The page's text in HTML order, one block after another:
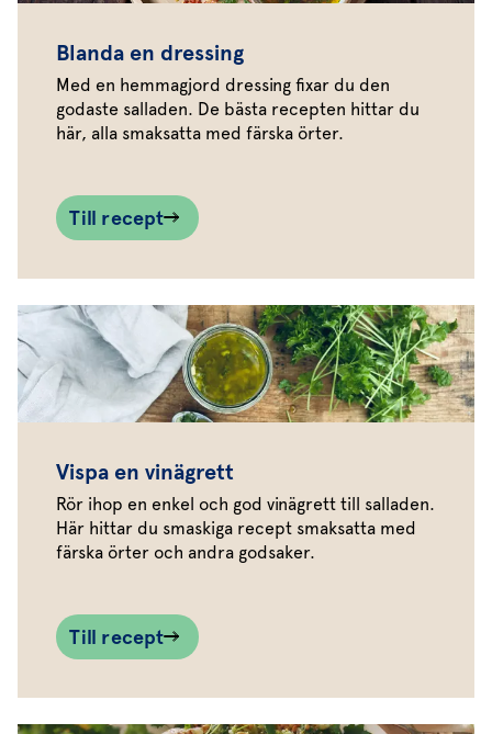
Blanda en dressing
Med en hemmagjord dressing fixar du den
godaste salladen. De bästa recepten hittar du
här, alla smaksatta med färska örter.
Till recept
Vispa en vinägrett
Rör ihop en enkel och god vinägrett till salladen.
Här hittar du smaskiga recept smaksatta med
färska örter och andra godsaker.
Till recept